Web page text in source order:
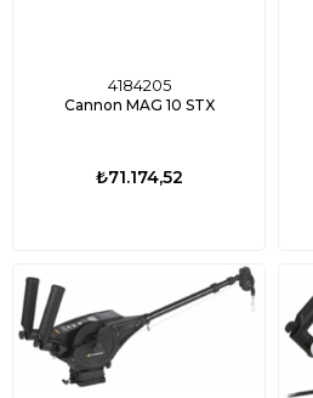
4184205
Cannon MAG 10 STX
₺71.174,52